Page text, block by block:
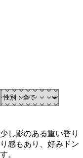
し影のある重い香り
感もあり、好みドン
。